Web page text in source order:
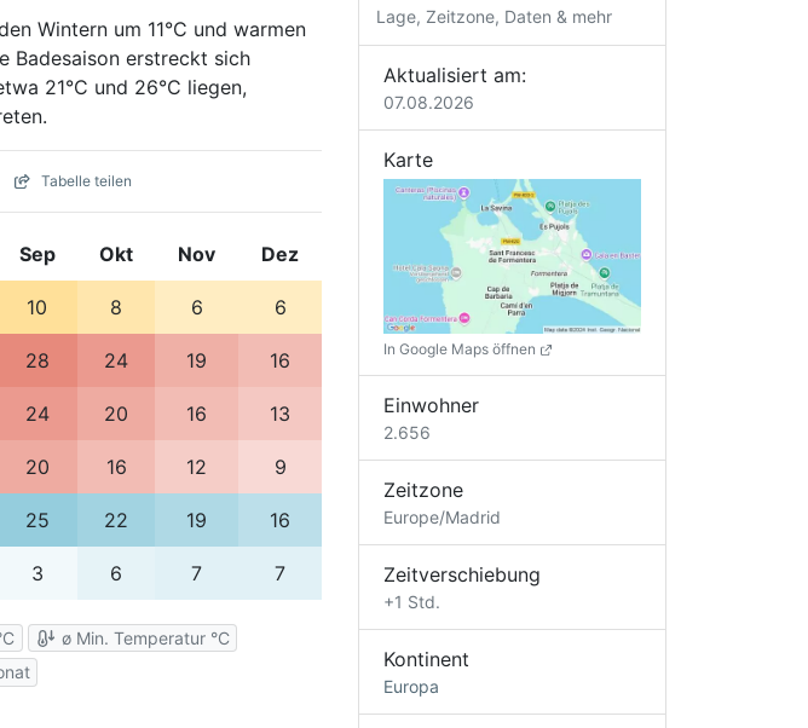
Wintern um 11°C und warmen
Badesaison erstreckt sich
21°C und 26°C liegen,
Tabelle teilen
Sep Okt Nov Dez
10 8 6 6
28 24 19 16
24 20 16 13
20 16 12 9
25 22 19 16
3 6 7 7
ø Min. Temperatur °C
Lage, Zeitzone, Daten & mehr
Aktualisiert am:
07.08.2026
Karte
In Google Maps öffnen
Einwohner
2.656
Zeitzone
Europe/Madrid
Zeitverschiebung
+1 Std.
Kontinent
Europa